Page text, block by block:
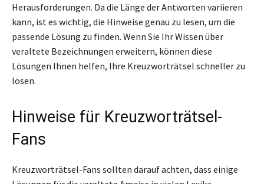
Herausforderungen. Da die Länge der Antworten variieren
kann, ist es wichtig, die Hinweise genau zu lesen, um die
passende Lösung zu finden. Wenn Sie Ihr Wissen über
veraltete Bezeichnungen erweitern, können diese
Lösungen Ihnen helfen, Ihre Kreuzworträtsel schneller zu
lösen.
Hinweise für Kreuzworträtsel-
Fans
Kreuzworträtsel-Fans sollten darauf achten, dass einige